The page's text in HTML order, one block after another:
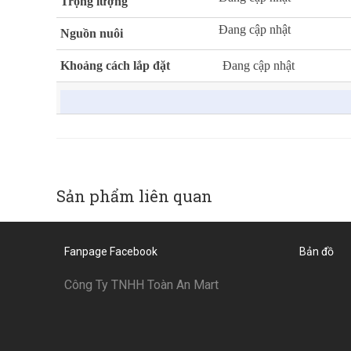
Nguồn nuôi Đang cập nhật
Khoảng cách lắp đặt Đang cập nhật
Sản phẩm liên quan
Fanpage Facebook
Công Ty TNHH Toàn An Mart
Bản đồ